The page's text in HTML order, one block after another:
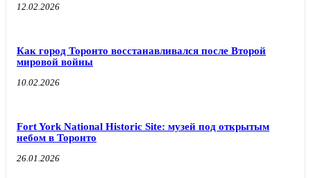
12.02.2026
Как город Торонто восстанавливался после Второй
мировой войны
10.02.2026
Fort York National Historic Site: музей под открытым
небом в Торонто
26.01.2026